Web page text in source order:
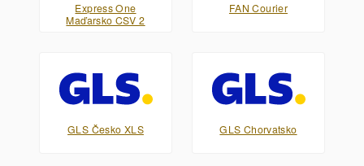
Express One
Maďarsko CSV 2
FAN Courier
GLS Česko XLS GLS Chorvatsko